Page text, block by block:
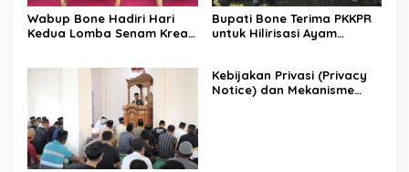
Wabup Bone Hadiri Hari
Kedua Lomba Senam Kreasi
Bupati Bone Terima PKKPR
untuk Hilirisasi Ayam
Kebijakan Privasi (Privacy
Notice) dan Mekanisme